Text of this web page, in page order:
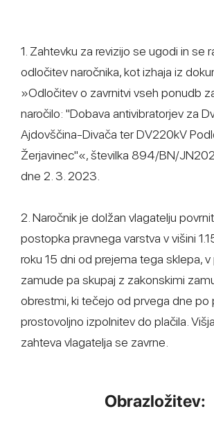
1. Zahtevku za revizijo se ugodi in se
odločitev naročnika, kot izhaja iz
»Odločitev o zavrnitvi vseh ponudb
naročilo: "Dobava antivibratorjev za
Ajdovščina-Divača ter DV220kV
Žerjavinec"«, številka 894/BN/
dne 2. 3. 2023.
2. Naročnik je dolžan vlagatelju
postopka pravnega varstva v višini
roku 15 dni od prejema tega sklepa, v
zamude pa skupaj z zakonskimi
obrestmi, ki tečejo od prvega dne po
prostovoljno izpolnitev do plačila.
zahteva vlagatelja se zavrne.
Obrazložitev: